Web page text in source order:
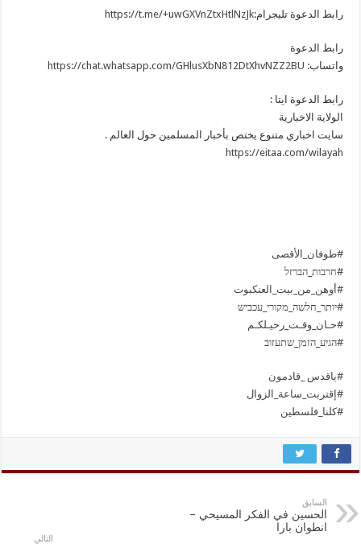
رابط الدعوة تليجرام:https://t.me/+uwGXVnZtxHtlNzJk
رابط الدعوة
واتساب: https://chat.whatsapp.com/GHlusXbN812DtXhvNZZ2BU
رابط الدعوة ايتا :
الولاية الاخبارية
سايت اخباري متنوع يختص بأخبار المسلمين حول العالم .
https://eitaa.com/wilayah
#طوفان_الأقصى
#חרבות_הברזל
#أوهن_من_بيت_العنكبوت
#יותר_חלשה_מקורי_עכביש
#حـان_وقـت_رحيـلكـم
#הגיע_הזמן_שתעזוב
#ياقدس _قادمون
#إقتربت_ساعة_الزوال
#كلنا_فلسطين
السابق
الحسين في الفكر المسيحي –
انطوان بارا
التالي